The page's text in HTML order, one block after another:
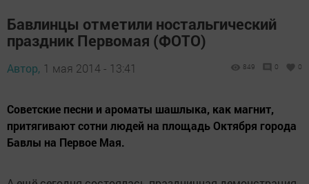
Бавлинцы отметили ностальгический
праздник Первомая (ФОТО)
Автор, 1 мая 2014 - 13:41 849 0 0
Советские песни и ароматы шашлыка, как магнит,
притягивают сотни людей на площадь Октября города
Бавлы на Первое Мая.